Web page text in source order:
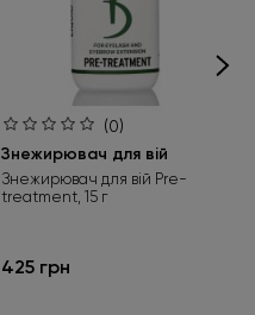
(0)
Знежирювач для вій
Знежирювач для вій Pre-
treatment, 15 г
425 грн